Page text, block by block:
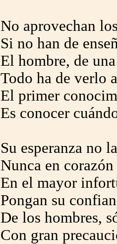
No aprovechan
Si no han de
El hombre, de
Todo ha de verlo
El primer
Es conocer
Su esperanza no
Nunca en
En el mayor
Pongan su
De los hombres,
Con gran